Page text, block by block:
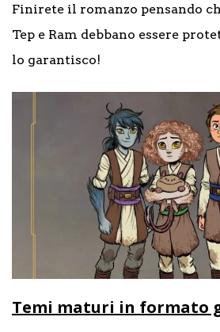
Finirete il romanzo pensando
Tep e Ram debbano essere
lo garantisco!
Temi maturi in formato